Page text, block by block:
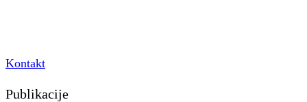
Kontakt
Publikacije